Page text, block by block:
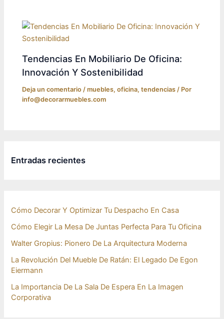
Tendencias En Mobiliario De Oficina:
Innovación Y Sostenibilidad
Deja un comentario /muebles,oficina,tendencias / Por
info@decorarmuebles.com
Entradas recientes
Cómo Decorar Y Optimizar Tu Despacho En Casa
Cómo Elegir La Mesa De Juntas Perfecta Para Tu Oficina
Walter Gropius: Pionero De La Arquitectura Moderna
La Revolución Del Mueble De Ratán: El Legado De Egon
Eiermann
La Importancia De La Sala De Espera En La Imagen
Corporativa